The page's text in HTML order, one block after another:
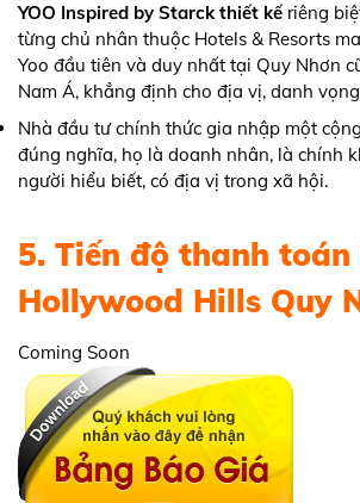
YOO Inspired by Starck thiết kế riêng
từng chủ nhân thuộc Hotels & Resorts
Yoo đầu tiên và duy nhất tại Quy Nhơn
Nam Á, khẳng định cho địa vị, danh
Nhà đầu tư chính thức gia nhập một
đúng nghĩa, họ là doanh nhân, là chính
người hiểu biết, có địa vị trong xã hội.
5. Tiến độ thanh
Hollywood Hills Quy
Coming Soon